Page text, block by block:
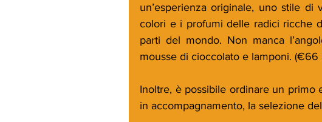
un’esperienza originale, uno stile
colori e i profumi delle radici ricche
parti del mondo. Non manca
mousse di cioccolato e lamponi. (€66
Inoltre, è possibile ordinare un primo
in accompagnamento, la selezione